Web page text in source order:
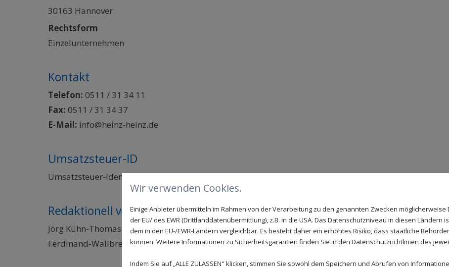
30163 Hannover
Rechtsform
Einzelunternehmen
Kontakt
Telefon: 0511 / 31 34 11
Fax: 0511 / 31 34 37
E-Mail: info@heinz-heinz.de
Umsatzsteuer-ID
Umsatzsteuer-Identifikationsnummer gemäß § 27 a Umsatzsteuergesetz: DE 157781607
Redaktionell verantwortlich für den Inhalt
Jörg Kühn-Thomas
Ferdinand-Wallbrecht-Str. 3
Wir verwenden Cookies.
Einige Anbieter übermitteln im Rahmen von der Verarbeitung zu den genannten Zwecken
der EU/ des EWR (Drittlanddatenübermittlung), z.B. in die USA. Das Datenschutzniveau in diesen Ländern
dem in den EU-/EWR-Ländern vergleichbar. Es besteht daher ein erhöhtes Risiko, dass staatliche
können. Weitere Informationen zu Sicherheitsgarantien finden Sie in den Datenschutzrichtlinien des
Indem Sie auf „ALLE ZULASSEN" klicken, stimmen Sie sowohl dem Speichern und Abrufen von